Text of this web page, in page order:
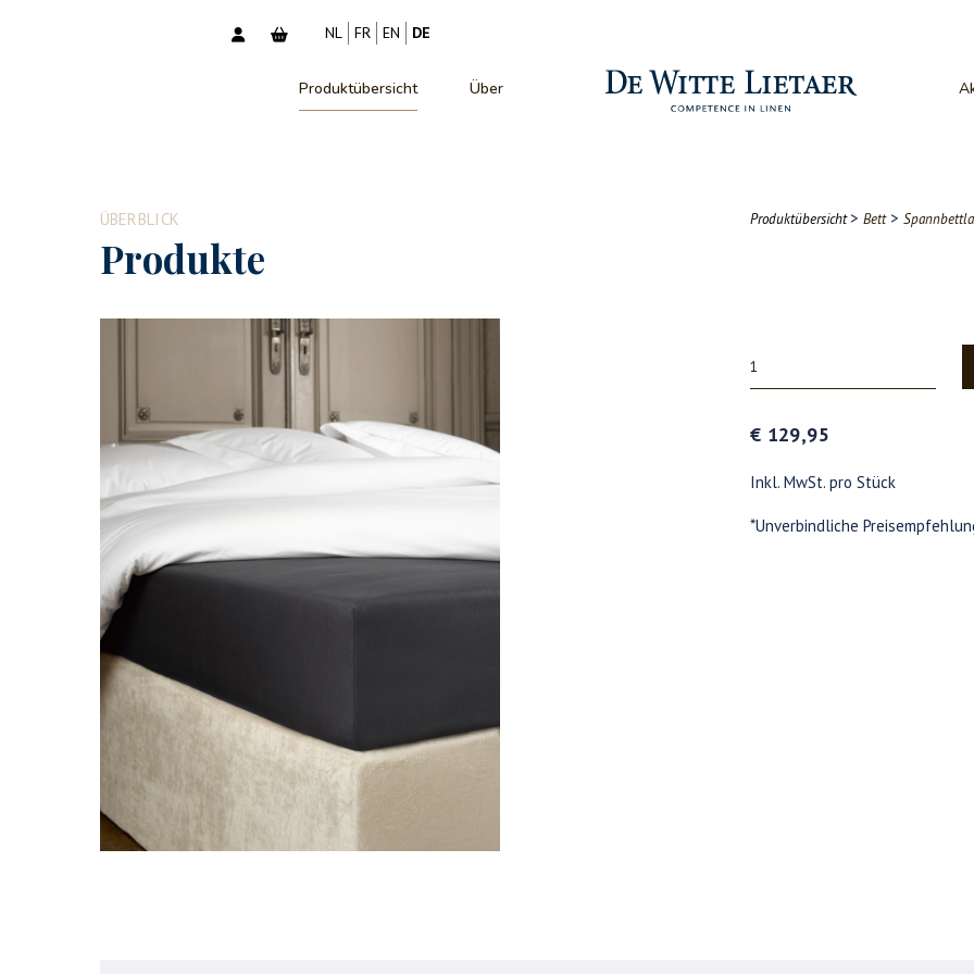
NL FR EN DE
Produktübersicht Über
ÜBERBLICK
Produkte
Produktübersicht > Bett>
€ 129,95
Inkl. MwSt. pro Stück
*Unverbindliche